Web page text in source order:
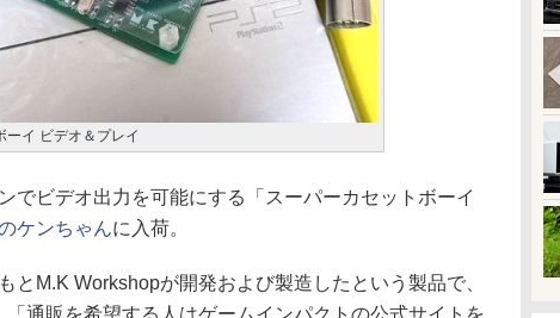
ーイ ビデオ＆プレイ
でビデオ出力を可能にする「スーパーカセットボーイ
ケンちゃんに入荷。
M.K Workshopが開発および製造したという製品で、
通販を希望する人はゲームインパクトの公式サイトを